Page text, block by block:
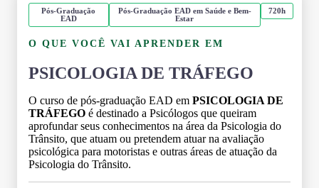
Pós-Graduação
EAD
Pós-Graduação EAD em Saúde e Bem-
Estar
720h
O QUE VOCÊ VAI APRENDER EM
PSICOLOGIA DE TRÁFEGO
O curso de pós-graduação EAD em PSICOLOGIA DE
TRÁFEGO é destinado a Psicólogos que queiram
aprofundar seus conhecimentos na área da Psicologia do
Trânsito, que atuam ou pretendem atuar na avaliação
psicológica para motoristas e outras áreas de atuação da
Psicologia do Trânsito.